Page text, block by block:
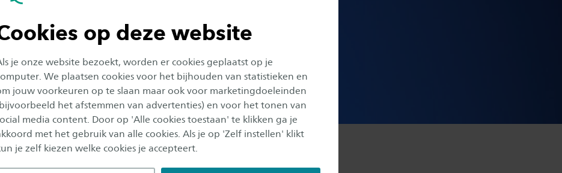
op deze website
je onze website bezoekt, worden er cookies geplaatst op je
We plaatsen cookies voor het bijhouden van statistieken en
jouw voorkeuren op te slaan maar ook voor marketingdoeleinden
het afstemmen van advertenties) en voor het tonen van
media content. Door op 'Alle cookies toestaan' te klikken ga je
met het gebruik van alle cookies. Als je op 'Zelf instellen' klikt
je zelf kiezen welke cookies je accepteert.